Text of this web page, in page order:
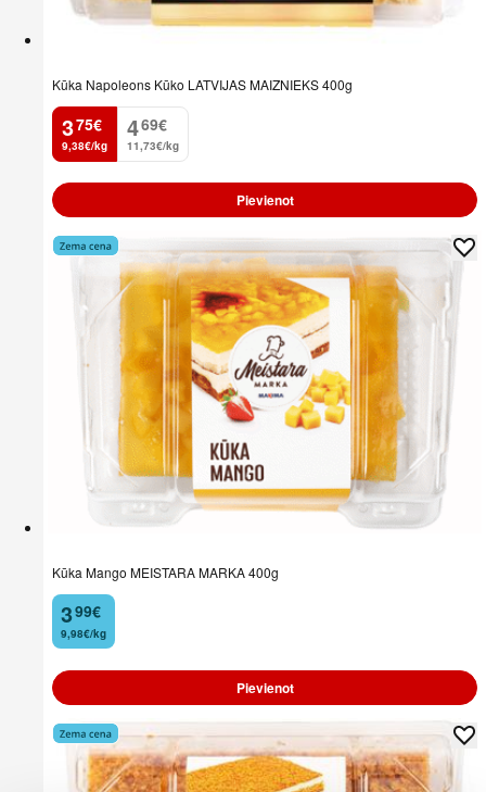
Kūka Napoleons Kūko LATVIJAS MAIZNIEKS 400g
3
. 75€
9,38€/kg
4
. 69€
11,73€/kg
Pievienot
Kūka Mango MEISTARA MARKA 400g
3
. 99€
9,98€/kg
Pievienot